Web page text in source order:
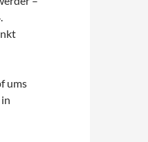
ums